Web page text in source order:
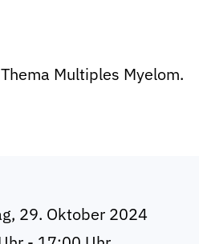
Multiples Myelom.
29. Oktober 2024